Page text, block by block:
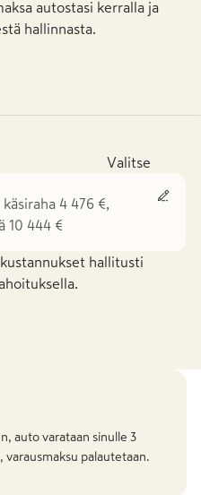
autostasi kerralla ja
hallinnasta.
Valitse
käsiraha 4 476 €,
10 444 €
hallitusti
auto varataan sinulle 3
varausmaksu palautetaan.